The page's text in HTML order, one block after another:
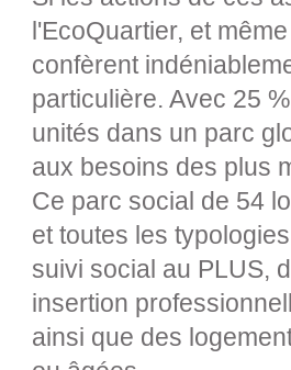
l'EcoQuartier, et
confèrent
particulière. Avec 25
unités dans un parc
aux besoins des plus
Ce parc social de 54
et toutes les
suivi social au PLUS,
insertion
ainsi que des